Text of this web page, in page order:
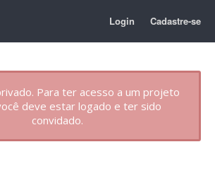
Login Cadastre-se
Para ter acesso a um projeto
deve estar logado e ter sido
convidado.